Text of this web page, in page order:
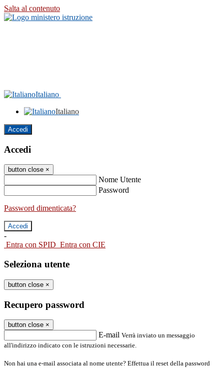
Salta al contenuto
Italiano
Italiano
Accedi
Accedi
button close ×
Nome Utente
Password
Password dimenticata?
-
Entra con SPID Entra con CIE
Seleziona utente
button close ×
Recupero password
button close ×
E-mail Verrà inviato un messaggio
all'indirizzo indicato con le istruzioni necessarie.
Non hai una e-mail associata al nome utente? Effettua il reset della password